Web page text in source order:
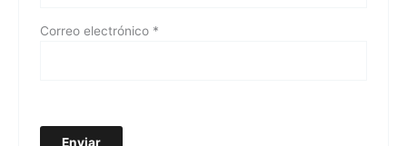
Correo electrónico *